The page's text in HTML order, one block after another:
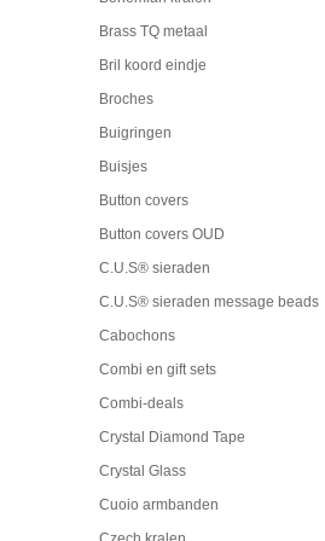
Brass TQ metaal
Bril koord eindje
Broches
Buigringen
Buisjes
Button covers
Button covers OUD
C.U.S® sieraden
C.U.S® sieraden message beads
Cabochons
Combi en gift sets
Combi-deals
Crystal Diamond Tape
Crystal Glass
Cuoio armbanden